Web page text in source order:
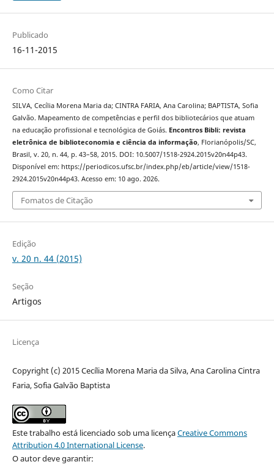
Publicado
16-11-2015
Como Citar
SILVA, Cecília Morena Maria da; CINTRA FARIA, Ana Carolina; BAPTISTA, Sofia
Galvão. Mapeamento de competências e perfil dos bibliotecários que atuam
na educação profissional e tecnológica de Goiás. Encontros Bibli: revista
eletrônica de biblioteconomia e ciência da informação, Florianópolis/SC,
Brasil, v. 20, n. 44, p. 43–58, 2015. DOI: 10.5007/1518-2924.2015v20n44p43.
Disponível em: https://periodicos.ufsc.br/index.php/eb/article/view/1518-
2924.2015v20n44p43. Acesso em: 10 ago. 2026.
Fomatos de Citação
Edição
v. 20 n. 44 (2015)
Seção
Artigos
Licença
Copyright (c) 2015 Cecília Morena Maria da Silva, Ana Carolina Cintra
Faria, Sofia Galvão Baptista
Este trabalho está licenciado sob uma licençaCreative Commons
Attribution 4.0 International License.
O autor deve garantir: